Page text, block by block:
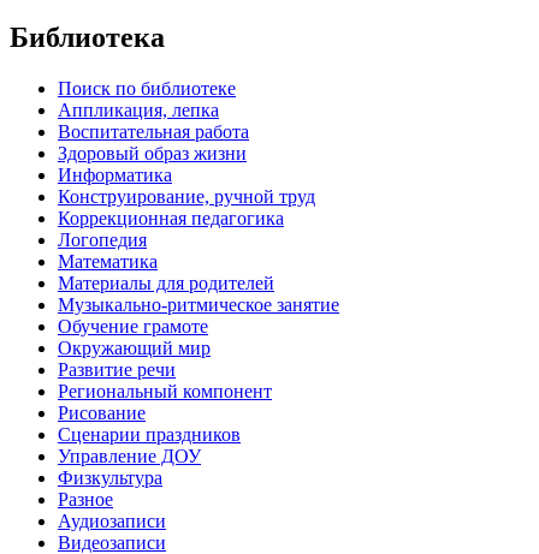
Библиотека
Поиск по библиотеке
Аппликация, лепка
Воспитательная работа
Здоровый образ жизни
Информатика
Конструирование, ручной труд
Коррекционная педагогика
Логопедия
Математика
Материалы для родителей
Музыкально-ритмическое занятие
Обучение грамоте
Окружающий мир
Развитие речи
Региональный компонент
Рисование
Сценарии праздников
Управление ДОУ
Физкультура
Разное
Аудиозаписи
Видеозаписи